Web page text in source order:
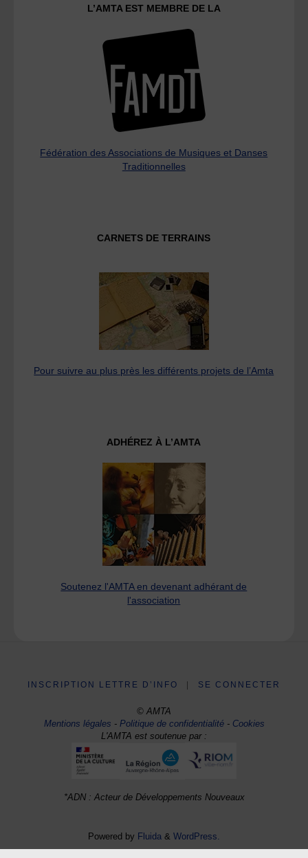
L’AMTA EST MEMBRE DE LA
Fédération des Associations de Musiques et Danses
Traditionnelles
CARNETS DE TERRAINS
Pour suivre au plus près les différents projets de l’Amta
ADHÉREZ À L’AMTA
Soutenez l'AMTA en devenant adhérant de
l'association
INSCRIPTION LETTRE D’INFO SE CONNECTER
© AMTA
Mentions légales -Politique de confidentialité- Cookies
L'AMTA est soutenue par :
*ADN : Acteur de Développements Nouveaux
Powered by Fluida & WordPress.